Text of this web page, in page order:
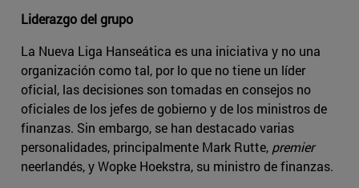
Liderazgo del grupo
La Nueva Liga Hanseática es una iniciativa y no una
organización como tal, por lo que no tiene un líder
oficial, las decisiones son tomadas en consejos no
oficiales de los jefes de gobierno y de los ministros de
finanzas. Sin embargo, se han destacado varias
personalidades, principalmente Mark Rutte, premier
neerlandés, y Wopke Hoekstra, su ministro de finanzas.